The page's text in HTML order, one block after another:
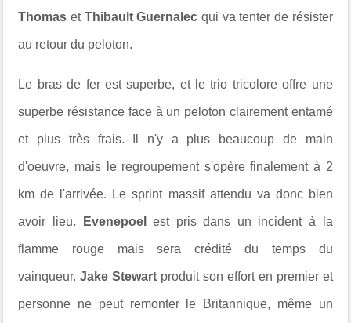
Thomas et Thibault Guernalec qui va tenter de résister
au retour du peloton.
Le bras de fer est superbe, et le trio tricolore offre une
superbe résistance face à un peloton clairement entamé
et plus très frais. Il n'y a plus beaucoup de main
d'oeuvre, mais le regroupement s'opère finalement à 2
km de l'arrivée. Le sprint massif attendu va donc bien
avoir lieu. Evenepoel est pris dans un incident à la
flamme rouge mais sera crédité du temps du
vainqueur.Jake Stewart produit son effort en premier et
personne ne peut remonter le Britannique, même un